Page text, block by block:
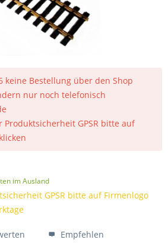
keine Bestellung über den Shop
nur noch telefonisch
Produktsicherheit GPSR bitte auf
im Ausland
GPSR bitte auf Firmenlogo
Empfehlen